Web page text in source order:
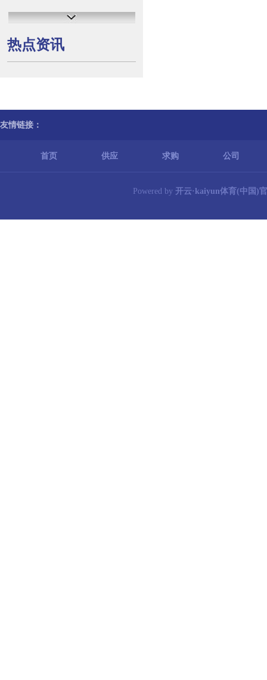
热点资讯
友情链接：
首页 供应 求购 公司
Powered by 开云·kaiyun体育(中国)